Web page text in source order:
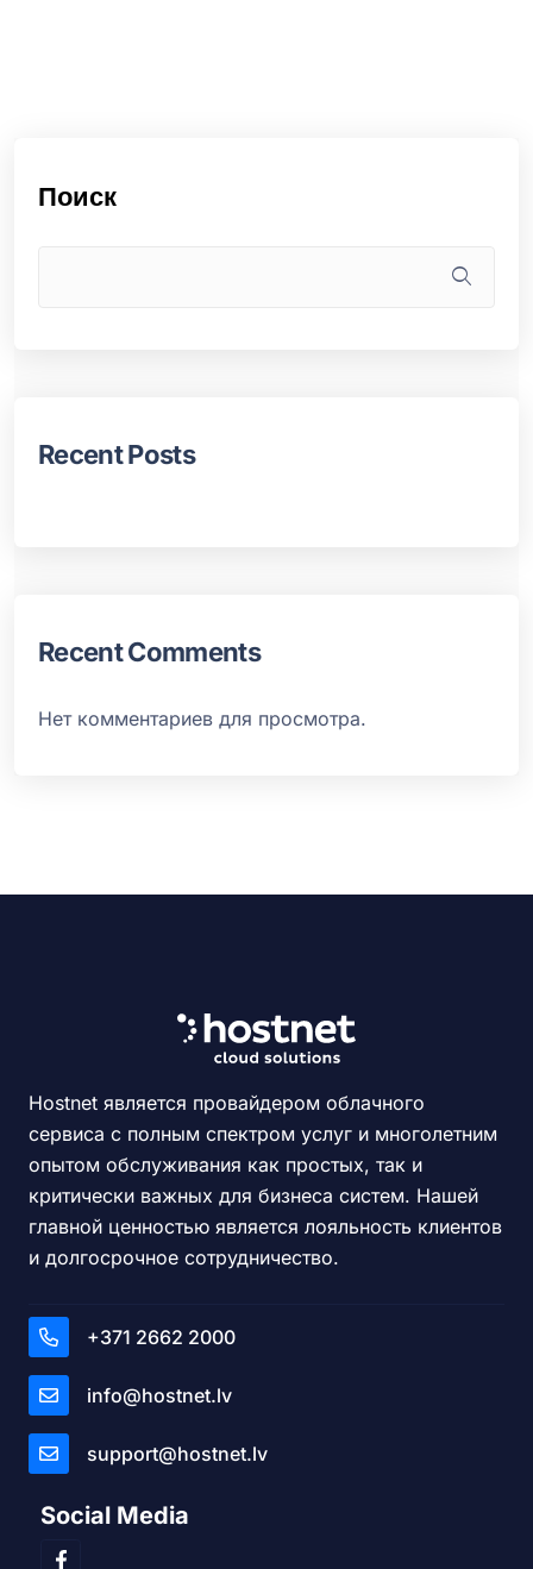
Поиск
Recent Posts
Recent Comments
Нет комментариев для просмотра.
Hostnet является провайдером облачного
сервиса с полным спектром услуг и многолетним
опытом обслуживания как простых, так и
критически важных для бизнеса систем. Нашей
главной ценностью является лояльность клиентов
и долгосрочное сотрудничество.
+371 2662 2000
info@hostnet.lv
support@hostnet.lv
Social Media